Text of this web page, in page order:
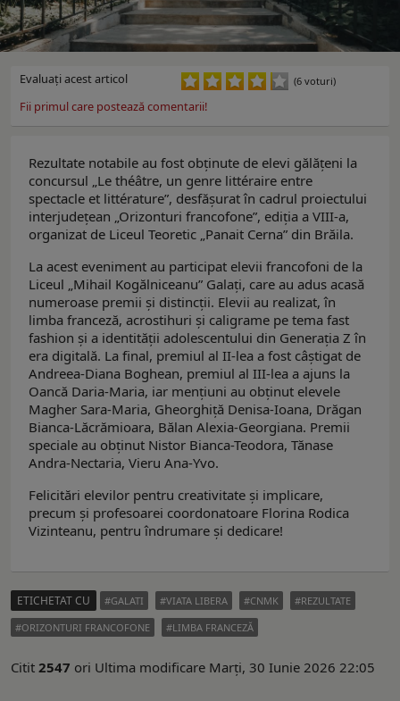
Evaluaţi acest articol (6 voturi)
Fii primul care postează comentarii!
Rezultate notabile au fost obținute de elevi gălățeni la
concursul „Le théâtre, un genre littéraire entre
spectacle et littérature”, desfășurat în cadrul proiectului
interjudețean „Orizonturi francofone”, ediția a VIII-a,
organizat de Liceul Teoretic „Panait Cerna” din Brăila.
La acest eveniment au participat elevii francofoni de la
Liceul „Mihail Kogălniceanu” Galați, care au adus acasă
numeroase premii și distincții. Elevii au realizat, în
limba franceză, acrostihuri și caligrame pe tema fast
fashion și a identității adolescentului din Generația Z în
era digitală. La final, premiul al II-lea a fost câștigat de
Andreea-Diana Boghean, premiul al III-lea a ajuns la
Oancă Daria-Maria, iar mențiuni au obținut elevele
Magher Sara-Maria, Gheorghiță Denisa-Ioana, Drăgan
Bianca-Lăcrămioara, Bălan Alexia-Georgiana. Premii
speciale au obținut Nistor Bianca-Teodora, Tănase
Andra-Nectaria, Vieru Ana-Yvo.
Felicitări elevilor pentru creativitate și implicare,
precum și profesoarei coordonatoare Florina Rodica
Vizinteanu, pentru îndrumare și dedicare!
ETICHETAT CU GALATI VIATA LIBERA CNMK
REZULTATE
ORIZONTURI FRANCOFONE
LIMBA FRANCEZĂ
Citit 2547 ori Ultima modificare Marți, 30 Iunie 2026 22:05